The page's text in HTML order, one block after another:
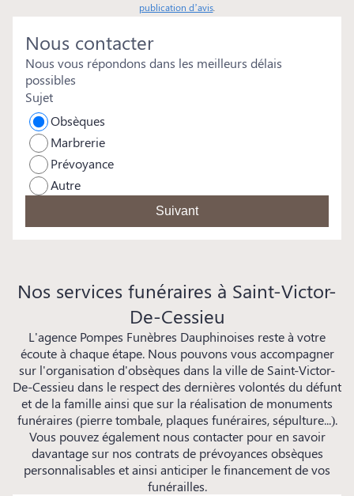
publication d’avis.
Nous contacter
Nous vous répondons dans les meilleurs délais
possibles
Sujet
Obsèques
Marbrerie
Prévoyance
Autre
Suivant
Nos services funéraires à Saint-Victor-
De-Cessieu
L'agence Pompes Funèbres Dauphinoises reste à votre
écoute à chaque étape. Nous pouvons vous accompagner
sur l'organisation d'obsèques dans la ville de Saint-Victor-
De-Cessieu dans le respect des dernières volontés du défunt
et de la famille ainsi que sur la réalisation de monuments
funéraires (pierre tombale, plaques funéraires, sépulture...).
Vous pouvez également nous contacter pour en savoir
davantage sur nos contrats de prévoyances obsèques
personnalisables et ainsi anticiper le financement de vos
funérailles.